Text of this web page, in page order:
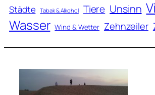
Städte Tabak & Alkohol Tiere Unsinn
Wasser Wind & Wetter Zehnzeiler